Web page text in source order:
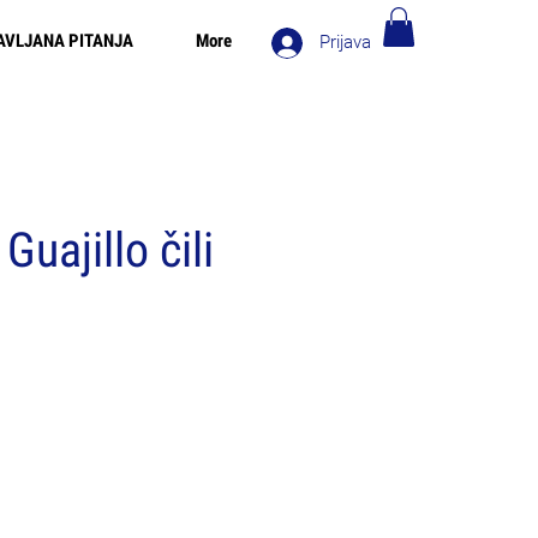
Prijava
PITANJA More
čili